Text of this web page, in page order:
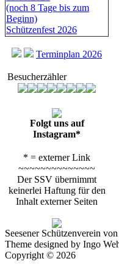
(noch 8 Tage bis zum
Beginn)
Schützenfest 2026
Terminplan 2026
Besucherzähler
Folgt uns auf
Instagram*
* = externer Link
~~~~~~~~~~~~~~
Der SSV übernimmt
keinerlei Haftung für den
Inhalt externer Seiten
Seesener Schützenverein
Theme designed by Ingo
Copyright © 2026